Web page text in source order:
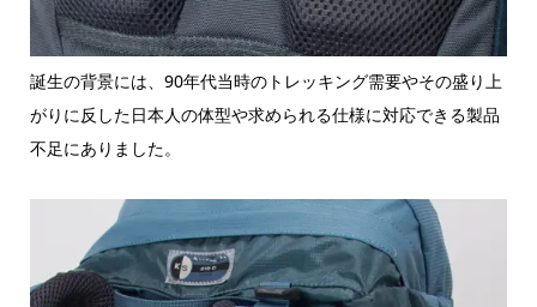
誕生の背景には、90年代当時のトレッキング需要やその盛り上
がりに反した日本人の体型や求められる仕様に対応できる製品
不足にありました。